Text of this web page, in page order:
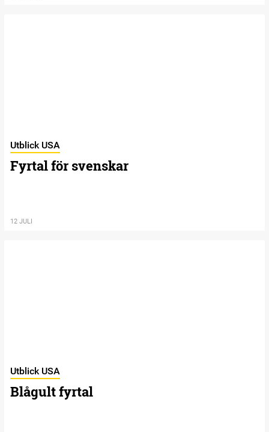
Utblick USA
Fyrtal för svenskar
12 JULI
Utblick USA
Blågult fyrtal